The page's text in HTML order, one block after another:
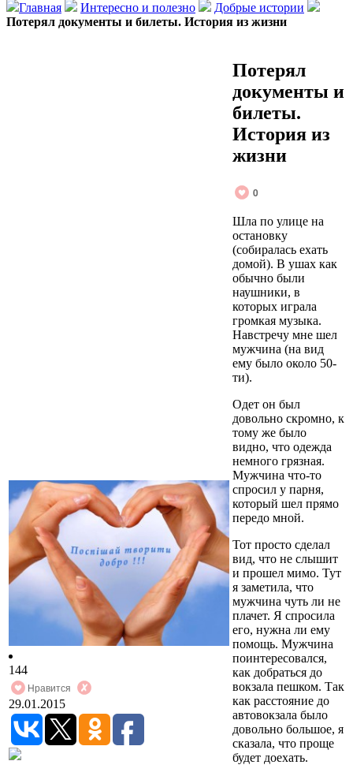
Главная Интересно и полезно
Добрые истории
Потерял документы и билеты. История из жизни
144
Нравится
29.01.2015
Потерял
документы и
билеты.
История из
жизни
0
Шла по улице на
остановку
(собиралась ехать
домой). В ушах как
обычно были
наушники, в
которых играла
громкая музыка.
Навстречу мне шел
мужчина (на вид
ему было около 50-
ти).
Одет он был
довольно скромно, к
тому же было
видно, что одежда
немного грязная.
Мужчина что-то
спросил у парня,
который шел прямо
передо мной.
Тот просто сделал
вид, что не слышит
и прошел мимо. Тут
я заметила, что
мужчина чуть ли не
плачет. Я спросила
его, нужна ли ему
помощь. Мужчина
поинтересовался,
как добраться до
вокзала пешком. Так
как расстояние до
автовокзала было
довольно большое, я
сказала, что проще
будет доехать.